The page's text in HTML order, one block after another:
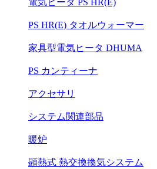
電気ヒータ PS HR(E)
PS HR(E) タオルウォーマー
家具型電気ヒータ DHUMA
PS カンティーナ
アクセサリ
システム関連部品
暖炉
顕熱式 熱交換換気システム